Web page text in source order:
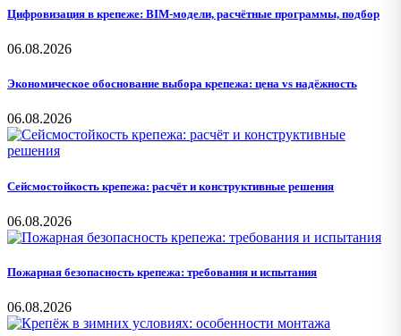
Цифровизация в крепеже: BIM-модели, расчётные программы, подбор
06.08.2026
Экономическое обоснование выбора крепежа: цена vs надёжность
06.08.2026
Сейсмостойкость крепежа: расчёт и конструктивные решения
06.08.2026
Пожарная безопасность крепежа: требования и испытания
06.08.2026